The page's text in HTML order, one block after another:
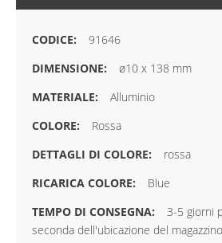
91646
ø10 x 138 mm
Alluminio
Rossa
rossa
Blue
3-5 giorni
seconda dell'ubicazione del magazzino